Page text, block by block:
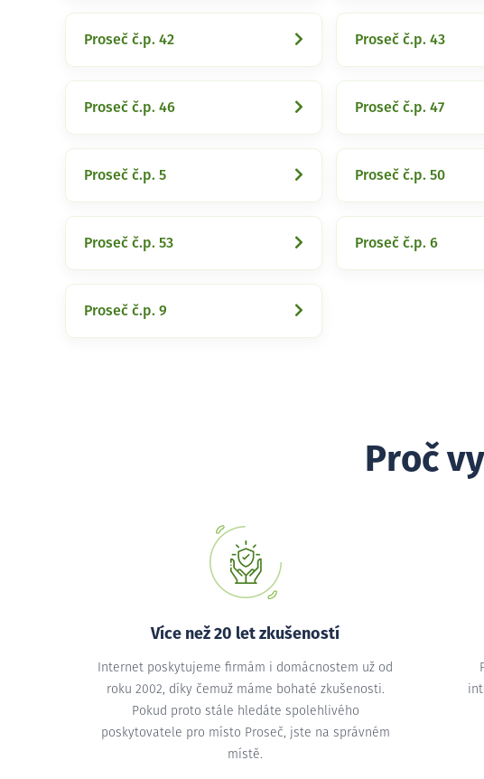
Proseč č.p. 42 Proseč č.p. 43
Proseč č.p. 46 Proseč č.p. 47
Proseč č.p. 5 Proseč č.p. 50
Proseč č.p. 53 Proseč č.p. 6
Proseč č.p. 9
Proč
Více než 20 let zkušeností
Internet poskytujeme firmám i domácnostem už od
roku 2002, díky čemuž máme bohaté zkušenosti.
Pokud proto stále hledáte spolehlivého
poskytovatele pro místo Proseč, jste na správném
místě.